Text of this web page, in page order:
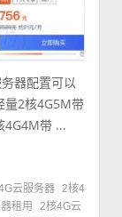
器配置可以
量2核4G5M带
4G4M带 ...
云服务器
2核4
租用
2核4G云